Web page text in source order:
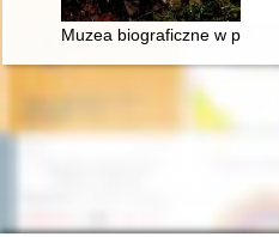
Muzea biograficzne w